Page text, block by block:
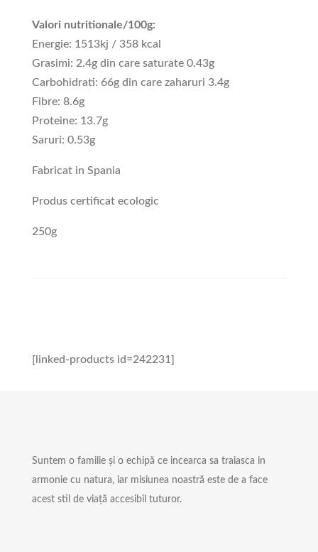
Valori nutritionale/100g:
Energie: 1513kj / 358 kcal
Grasimi: 2.4g din care saturate 0.43g
Carbohidrati: 66g din care zaharuri 3.4g
Fibre: 8.6g
Proteine: 13.7g
Saruri: 0.53g
Fabricat in Spania
Produs certificat ecologic
250g
[linked-products id=242231]
Suntem o familie și o echipă ce incearca sa traiasca in
armonie cu natura, iar misiunea noastră este de a face
acest stil de viață accesibil tuturor.